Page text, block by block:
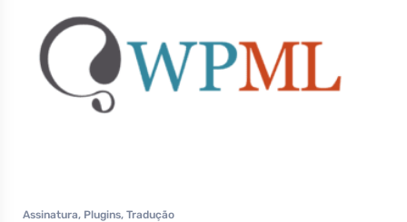
Assinatura, Plugins, Tradução